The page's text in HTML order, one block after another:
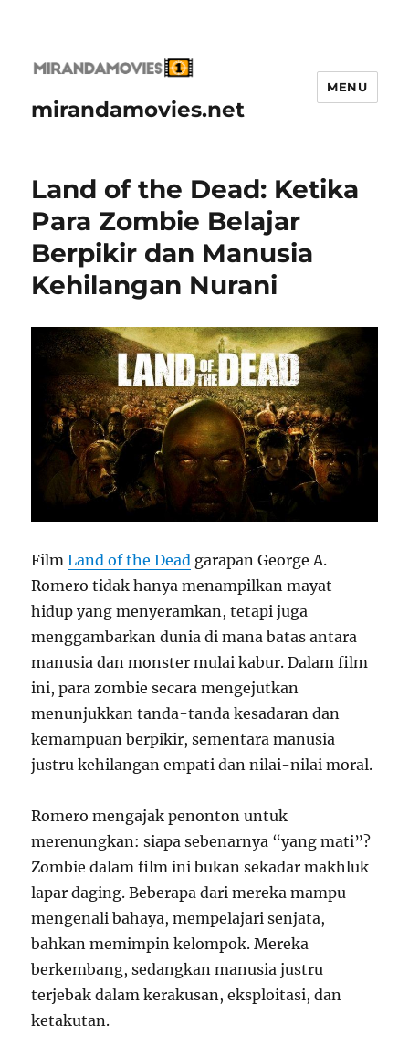
mirandamovies.net
MENU
Land of the Dead: Ketika
Para Zombie Belajar
Berpikir dan Manusia
Kehilangan Nurani
FilmLand of the Dead garapan George A.
Romero tidak hanya menampilkan mayat
hidup yang menyeramkan, tetapi juga
menggambarkan dunia di mana batas antara
manusia dan monster mulai kabur. Dalam film
ini, para zombie secara mengejutkan
menunjukkan tanda-tanda kesadaran dan
kemampuan berpikir, sementara manusia
justru kehilangan empati dan nilai-nilai moral.
Romero mengajak penonton untuk
merenungkan: siapa sebenarnya “yang mati”?
Zombie dalam film ini bukan sekadar makhluk
lapar daging. Beberapa dari mereka mampu
mengenali bahaya, mempelajari senjata,
bahkan memimpin kelompok. Mereka
berkembang, sedangkan manusia justru
terjebak dalam kerakusan, eksploitasi, dan
ketakutan.